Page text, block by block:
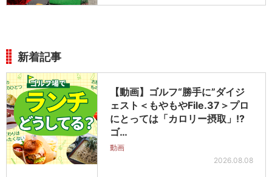
新着記事
【動画】ゴルフ“勝手に”ダイジ
ェスト＜もやもやFile.37＞プロ
にとっては「カロリー摂取」!?
ゴ…
動画
2026.08.08